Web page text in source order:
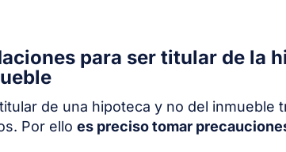
para ser titular de la
de una hipoteca y no del inmueble
Por ello es preciso tomar